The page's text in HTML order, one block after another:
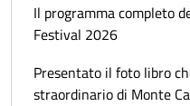
Il programma completo
Festival 2026
Presentato il foto libro
straordinario di Monte